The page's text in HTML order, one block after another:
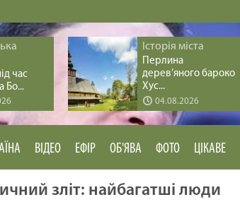
час
Бо...
Історія міста
Перлина
дерев’яного бароко
Хус...
04.08.2026
ВІДЕО ЕФІР ОБ'ЯВА ФОТО ЦІКАВЕ
зліт: найбагатші люди